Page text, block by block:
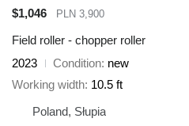
$1,046
PLN 3,900
Field roller - chopper roller
2023
Condition new
Working width 10.5 ft
Poland, Słupia